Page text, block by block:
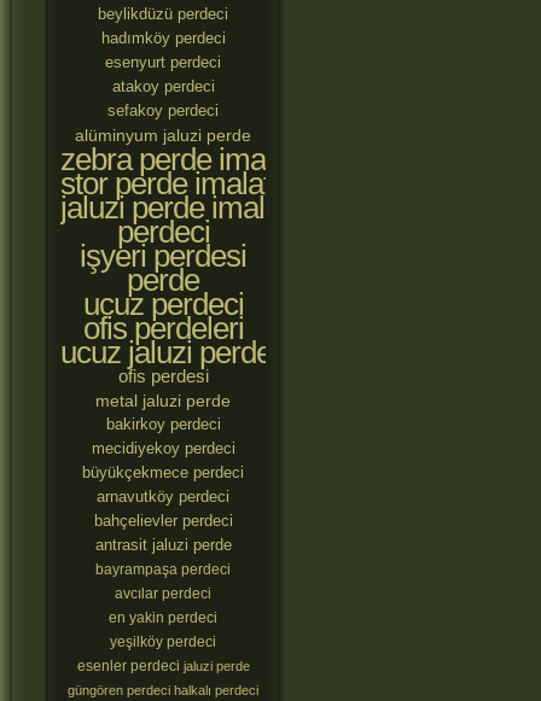
beylikdüzü perdeci
hadımköy perdeci
esenyurt perdeci
atakoy perdeci
sefakoy perdeci
alüminyum jaluzi perde
zebra perde imalatçıları
stor perde imalatçıları
jaluzi perde imalatçıları
perdeci
işyeri perdesi
perde
ucuz perdeci
ofis perdeleri
ucuz jaluzi perde
ofis perdesi
metal jaluzi perde
bakirkoy perdeci
mecidiyekoy perdeci
büyükçekmece perdeci
arnavutköy perdeci
bahçelievler perdeci
antrasit jaluzi perde
bayrampaşa perdeci
avcılar perdeci
en yakin perdeci
yeşilköy perdeci
esenler perdeci jaluzi perde
güngören perdeci halkalı perdeci